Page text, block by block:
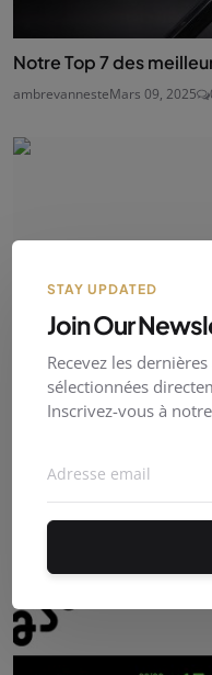
Notre Top 7 des
ambrevannesteMars 09, 2025
Indie ClipsJuin 23, 2026 0 8
STAY UPDATED
Join Our
Recevez les
sélectionnées
Inscrivez-vous à